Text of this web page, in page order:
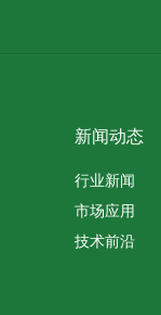
新闻动态
行业新闻
市场应用
技术前沿